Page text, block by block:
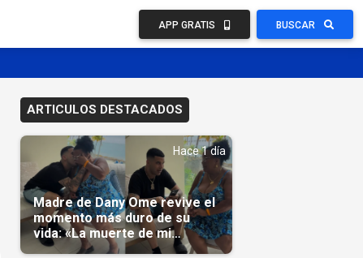
APP GRATIS BUSCAR
ARTICULOS DESTACADOS
Hace 1 día
Madre de Dany Ome revive el
momento más duro de su
vida: «La muerte de mi
nieto»(Video)